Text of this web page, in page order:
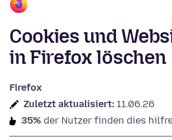
Cookies und
in Firefox löschen
Firefox
Zuletzt aktualisiert: 11.06.26
35% der Nutzer finden dies